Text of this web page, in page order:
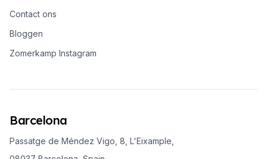
Contact ons
Bloggen
Zomerkamp Instagram
Barcelona
Passatge de Méndez Vigo, 8, L'Eixample,